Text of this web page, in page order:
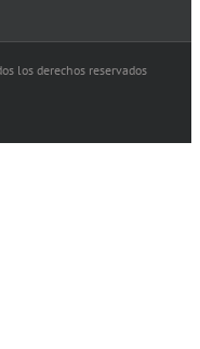
los derechos reservados